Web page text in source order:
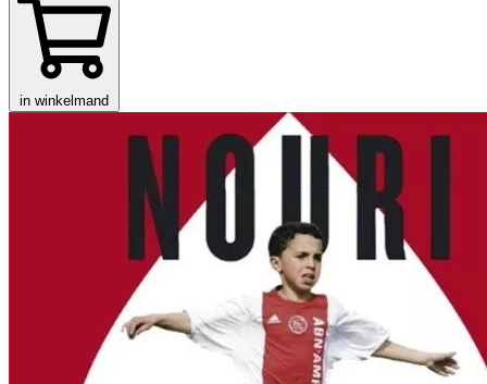
in winkelmand